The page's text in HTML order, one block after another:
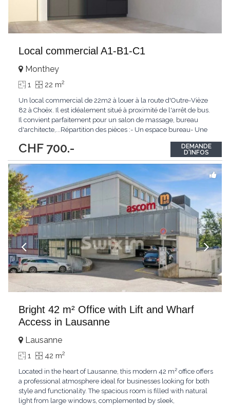
Local commercial A1-B1-C1
CHF 700.-
Monthey
1 22 m2
Un local commercial de 22m2 à louer à la route d'Outre-Vièze
82 à Choëx. Il est idéalement situé à proximité de l'arrêt de bus.
Il convient parfaitement pour un salon de massage, bureau
d'architecte,...Répartition des pièces :- Un espace bureau- Une
emplacement pour colonne de lavage)Stationnement :- Une
place de parc couverte...
DEMANDE
D'INFOS
Bright 42 m² Office with Lift and Wharf
Access in Lausanne
Lausanne
1 42 m2
Located in the heart of Lausanne, this modern 42 m² office offers
a professional atmosphere ideal for businesses looking for both
style and functionality. The spacious room is filled with natural
light from large windows, complemented by sleek,